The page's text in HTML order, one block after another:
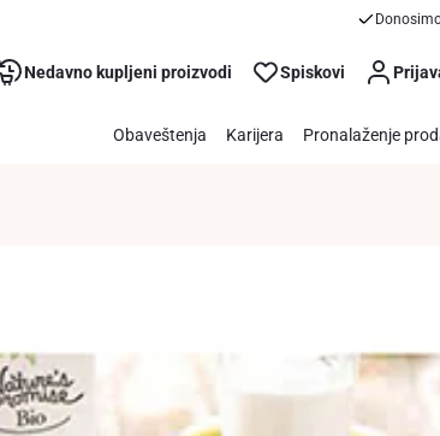
Nedavno kupljeni proizvodi Spiskovi
Obaveštenja Karijera Pronalaženje